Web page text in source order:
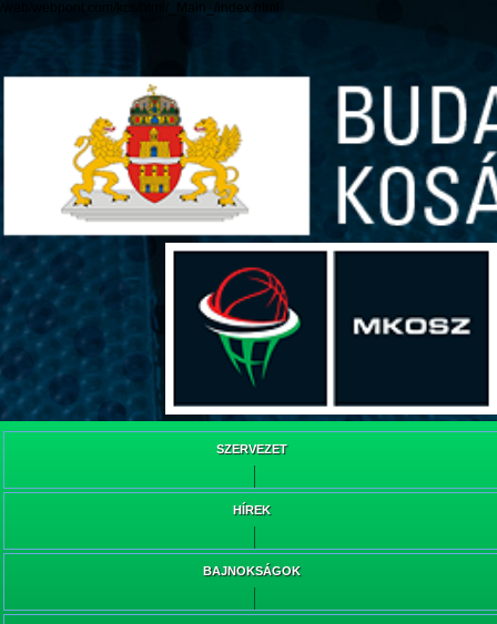
/web/webpont.com/kcs/html/_Main_/index.html
SZERVEZET
HÍREK
BAJNOKSÁGOK